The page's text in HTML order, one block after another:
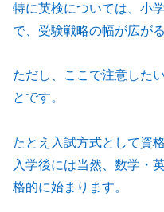
特に英検については、小
で、受験戦略の幅が広が
ただし、ここで注意した
とです。
たとえ入試方式として資
入学後には当然、数学・
格的に始まります。